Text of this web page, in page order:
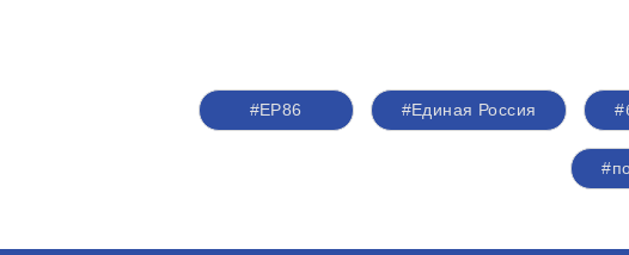
#ЕР86 #Единая Россия